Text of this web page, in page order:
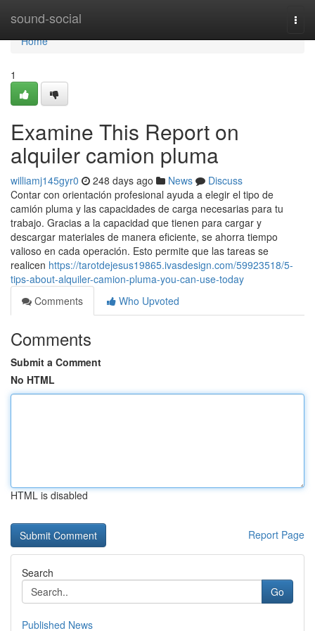
sound-social
Home
Home
1
Examine This Report on
alquiler camion pluma
williamj145gyr0 248 days ago News
Discuss
Contar con orientación profesional ayuda a elegir el tipo de
camión pluma y las capacidades de carga necesarias para tu
trabajo. Gracias a la capacidad que tienen para cargar y
descargar materiales de manera eficiente, se ahorra tiempo
valioso en cada operación. Esto permite que las tareas se
realicen https://tarotdejesus19865.ivasdesign.com/59923518/5-
tips-about-alquiler-camion-pluma-you-can-use-today
Comments
Who Upvoted
Comments
Submit a Comment
No HTML
HTML is disabled
Report Page
Search
Go
Published News